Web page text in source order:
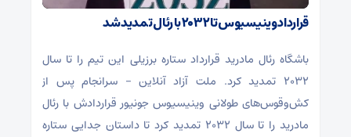
قرارداد وینیسیوس تا ۲۰۳۲ با رئال‌ تمدید شد
باشگاه رئال مادرید قرارداد ستاره برزیلی این تیم را تا سال
۲۰۳۲ تمدید کرد. ملت آزاد آنلاین – سرانجام پس از
کش‌وقوس‌های طولانی وینیسیوس جونیور قراردادش با رئال
مادرید را تا سال ۲۰۳۲ تمدید کرد تا داستان جدایی ستاره